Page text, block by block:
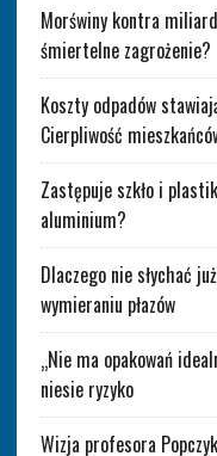
Morświny kontra
śmiertelne zagrożenie?
Koszty odpadów
Cierpliwość
Zastępuje szkło i
aluminium?
Dlaczego nie słychać
wymieraniu płazów
„Nie ma opakowań
niesie ryzyko
Wizja profesora